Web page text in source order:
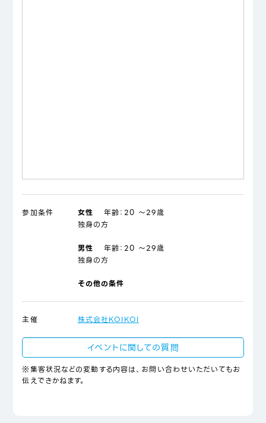
参加条件 女性 年齢： 20 ～29歳
独身の方
男性 年齢： 20 ～29歳
独身の方
その他の条件
主催 株式会社KOIKOI
イベントに関しての質問
※集客状況などの変動する内容は、お問い合わせいただいてもお
伝えできかねます。